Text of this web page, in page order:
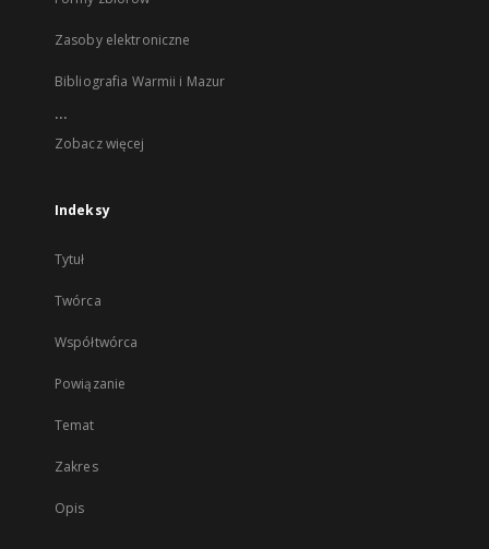
Zasoby elektroniczne
Bibliografia Warmii i Mazur
...
Zobacz więcej
Indeksy
Tytuł
Twórca
Współtwórca
Powiązanie
Temat
Zakres
Opis